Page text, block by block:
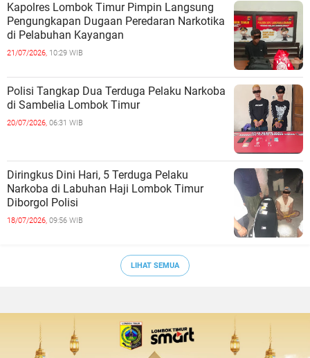
Kapolres Lombok Timur Pimpin Langsung
Pengungkapan Dugaan Peredaran Narkotika
di Pelabuhan Kayangan
21/07/2026, 10:29 WIB
Polisi Tangkap Dua Terduga Pelaku Narkoba
di Sambelia Lombok Timur
20/07/2026, 06:31 WIB
Diringkus Dini Hari, 5 Terduga Pelaku
Narkoba di Labuhan Haji Lombok Timur
Diborgol Polisi
18/07/2026, 09:56 WIB
LIHAT SEMUA